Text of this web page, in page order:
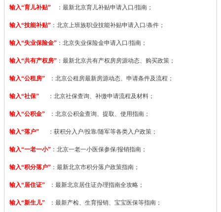
输入“育儿补贴” ：最新北京育儿补贴申请入口/指南；
输入“技能补贴” ： 北京上班族职业技能补贴申请入口/条件；
输入“失业保险金” ：北京失业保险金申请入口/指南；
输入“共有产权房” ：最新北京共有产权房房源动态、购买政策；
输入“公租房” ：北京公租房最新房源动态、申请条件及流程；
输入“社保” ：北京社保查询、补缴申请流程及材料；
输入“公积金” ：北京公积金查询、提取、使用指南；
输入“落户” ：获积分入户/投靠/随军等各类入户政策；
输入“一老一小” ：北京一老一小医保参保/报销指南；
输入“积分落户” ：最新北京市积分落户政策指南；
输入“居住证” ：最新北京居住证办理指南全攻略；
输入“新生儿” ：最新产检、生育报销、宝宝医保等指南；